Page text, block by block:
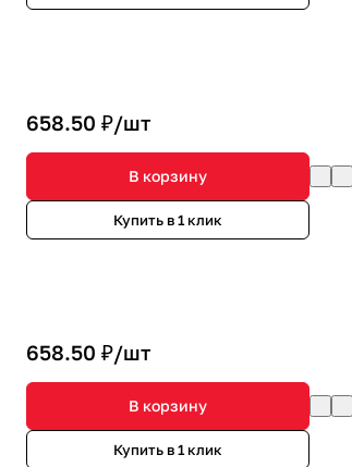
658.50 ₽/шт
В корзину
Купить в 1 клик
658.50 ₽/шт
В корзину
Купить в 1 клик